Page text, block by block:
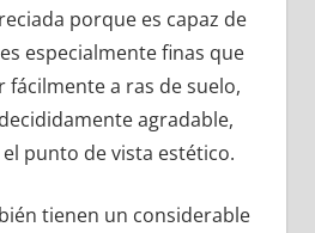
porque es capaz de
especialmente finas que
fácilmente a ras de suelo,
agradable,
punto de vista estético.
tienen un considerable